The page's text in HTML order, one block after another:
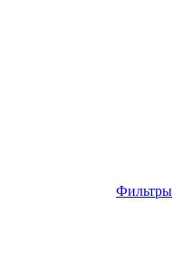
Фильтры